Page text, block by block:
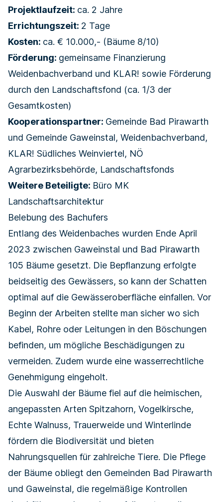
Projektlaufzeit: ca. 2 Jahre
Errichtungszeit: 2 Tage
Kosten: ca. € 10.000,- (Bäume 8/10)
Förderung: gemeinsame Finanzierung
Weidenbachverband und KLAR! sowie Förderung
durch den Landschaftsfond (ca. 1/3 der
Gesamtkosten)
Kooperationspartner: Gemeinde Bad Pirawarth
und Gemeinde Gaweinstal, Weidenbachverband,
KLAR! Südliches Weinviertel, NÖ
Agrarbezirksbehörde, Landschaftsfonds
Weitere Beteiligte: Büro MK
Landschaftsarchitektur
Belebung des Bachufers
Entlang des Weidenbaches wurden Ende April
2023 zwischen Gaweinstal und Bad Pirawarth
105 Bäume gesetzt. Die Bepflanzung erfolgte
beidseitig des Gewässers, so kann der Schatten
optimal auf die Gewässeroberfläche einfallen. Vor
Beginn der Arbeiten stellte man sicher wo sich
Kabel, Rohre oder Leitungen in den Böschungen
befinden, um mögliche Beschädigungen zu
vermeiden. Zudem wurde eine wasserrechtliche
Genehmigung eingeholt.
Die Auswahl der Bäume fiel auf die heimischen,
angepassten Arten Spitzahorn, Vogelkirsche,
Echte Walnuss, Trauerweide und Winterlinde
fördern die Biodiversität und bieten
Nahrungsquellen für zahlreiche Tiere. Die Pflege
der Bäume obliegt den Gemeinden Bad Pirawarth
und Gaweinstal, die regelmäßige Kontrollen